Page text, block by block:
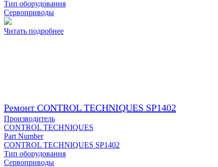
Тип оборудования
Сервоприводы
Читать подробнее
Ремонт CONTROL TECHNIQUES SP1402
Производитель
CONTROL TECHNIQUES
Part Number
CONTROL TECHNIQUES SP1402
Тип оборудования
Сервоприводы